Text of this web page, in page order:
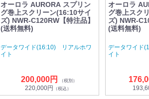
オーロラ AURORA スプリン
グ巻上スクリーン(16:10サイ
ズ) NWR-C120RW【特注品】
(送料無料)
データワイド(16:10) リアルホワ
イト
200,000円 （税別）
220,000円 （税込）
オーロラ
グ巻上スク
ズ) NWR-
(送料無料)
データワイド
イト